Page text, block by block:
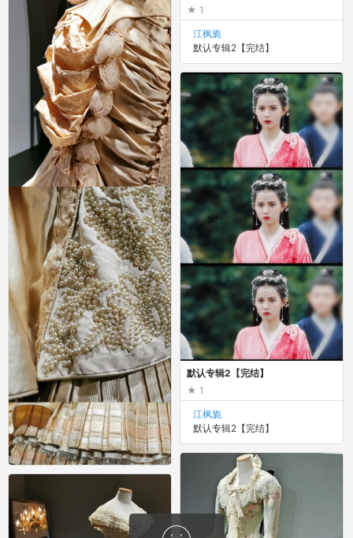
1
江枫旎
默认专辑2【完结】
影视
默认专辑2【完结】
1
江枫旎
默认专辑2【完结】